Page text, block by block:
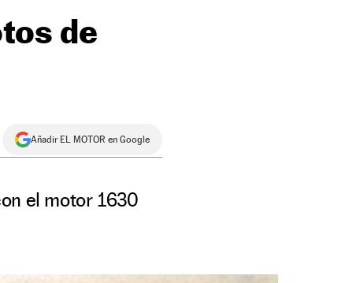
de
Añadir EL MOTOR en Google
el motor 1630